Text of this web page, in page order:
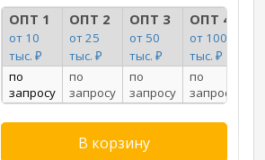
ОПТ 1
от 10
тыс. ₽
ОПТ 2
от 25
тыс. ₽
ОПТ 3
от 50
тыс. ₽
ОПТ 4
от 100
тыс. ₽
по
запросу
по
запросу
по
запросу
по
запросу